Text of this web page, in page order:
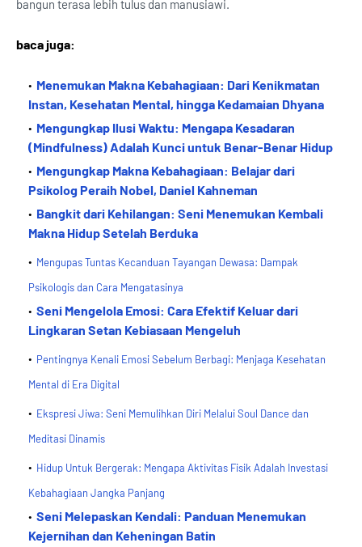
bangun terasa lebih tulus dan manusiawi.
baca juga:
Menemukan Makna Kebahagiaan: Dari Kenikmatan
Instan, Kesehatan Mental, hingga Kedamaian Dhyana
Mengungkap Ilusi Waktu: Mengapa Kesadaran
(Mindfulness) Adalah Kunci untuk Benar-Benar Hidup
Mengungkap Makna Kebahagiaan: Belajar dari
Psikolog Peraih Nobel, Daniel Kahneman
Bangkit dari Kehilangan: Seni Menemukan Kembali
Makna Hidup Setelah Berduka
Mengupas Tuntas Kecanduan Tayangan Dewasa: Dampak
Psikologis dan Cara Mengatasinya
Seni Mengelola Emosi: Cara Efektif Keluar dari
Lingkaran Setan Kebiasaan Mengeluh
Pentingnya Kenali Emosi Sebelum Berbagi: Menjaga Kesehatan
Mental di Era Digital
Ekspresi Jiwa: Seni Memulihkan Diri Melalui Soul Dance dan
Meditasi Dinamis
Hidup Untuk Bergerak: Mengapa Aktivitas Fisik Adalah Investasi
Kebahagiaan Jangka Panjang
Seni Melepaskan Kendali: Panduan Menemukan
Kejernihan dan Keheningan Batin